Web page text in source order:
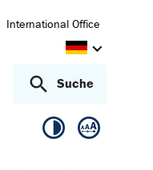
International Office
Suche